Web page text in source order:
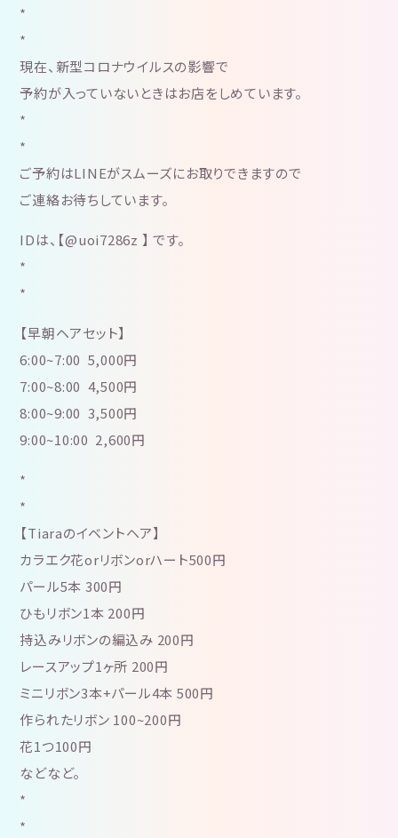
*
*
現在、新型コロナウイルスの影響で
予約が入っていないときはお店をしめています。
*
*
ご予約はLINEがスムーズにお取りできますので
ご連絡お待ちしています。
IDは、【@uoi7286z 】 です。
*
*
【早朝ヘアセット】
6:00~7:00 5,000円
7:00~8:00 4,500円
8:00~9:00 3,500円
9:00~10:00 2,600円
*
*
【Tiaraのイベントヘア】
カラエク花orリボンorハート500円
パール5本 300円
ひもリボン1本 200円
持込みリボンの編込み 200円
レースアップ1ヶ所 200円
ミニリボン3本+パール4本 500円
作られたリボン 100~200円
花1つ100円
などなど。
*
*